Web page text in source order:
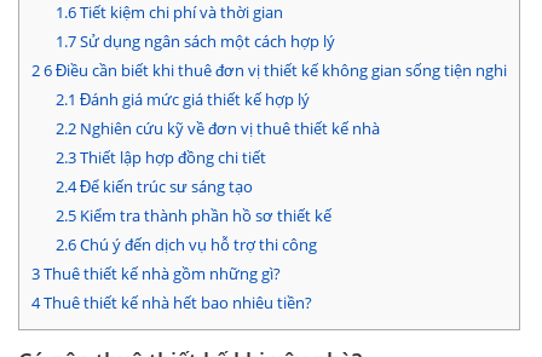
1.6Tiết kiệm chi phí và thời gian
1.7Sử dụng ngân sách một cách hợp lý
26 Điều cần biết khi thuê đơn vị thiết kế không gian sống tiện nghi
2.1 Đánh giá mức giá thiết kế hợp lý
2.2Nghiên cứu kỹ về đơn vị thuê thiết kế nhà
2.3Thiết lập hợp đồng chi tiết
2.4Để kiến trúc sư sáng tạo
2.5Kiểm tra thành phần hồ sơ thiết kế
2.6Chú ý đến dịch vụ hỗ trợ thi công
3Thuê thiết kế nhà gồm những gì?
4Thuê thiết kế nhà hết bao nhiêu tiền?